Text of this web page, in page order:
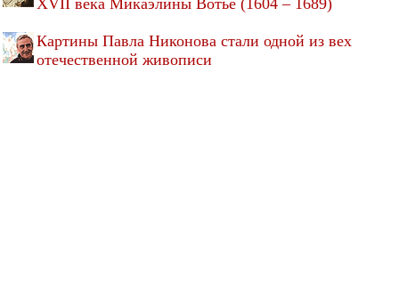
XVII века Микаэлины Вотье (1604 – 1689)
Картины Павла Никонова стали одной из вех
отечественной живописи